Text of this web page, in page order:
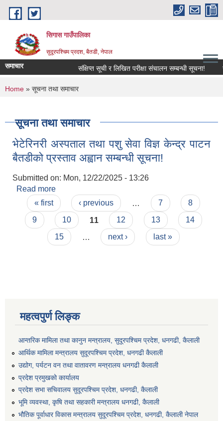
Skip to main content
सिगास गाउँपालिका
सुदूरपश्चिम प्रदश, बैतडी, नेपाल
समाचार संक्षिप्त सूची र लिखित परीक्षा संचालन सम्बन्धी सूचना!
You are here
Home » सूचना तथा समाचार
सूचना तथा समाचार
भेटेरिनरी अस्पताल तथा पशु सेवा विज्ञ केन्द्र पाटन
बैतडीको प्रस्ताव अह्वान सम्बन्धी सूचना!
Submitted on: Mon, 12/22/2025 - 13:26
Read more
बैतडीको प्रस्ताव अह्वान सम्बन्धी सूचना!
Pages
« first ‹ previous 7
8
9
10 11 12 13
14
15
next › last »
महत्वपुर्ण लिङ्क
आन्तरिक मामिला तथा कानुन मन्त्रालय, सुदूरपश्चिम प्रदेश, धनगढी, कैलाली
आर्थिक मामिला मन्त्रालय सुदूरपश्चिम प्रदेश, धनगढी कैलाली
उद्योग, पर्यटन वन तथा वातावरण मन्त्रालय धनगढी कैलाली
प्रदेश प्रमुखको कार्यालय
प्रदेश सभा सचिवालय सुदूरपश्‍चिम प्रदेश, धनगढी, कैलाली
भूमि व्यवस्था, कृषि तथा सहकारी मन्त्रालय धनगढी, कैलाली
भौतिक पूर्वाधार विकास मन्त्रालय सुदूरपश्चिम प्रदेश, धनगढी, कैलाली नेपाल